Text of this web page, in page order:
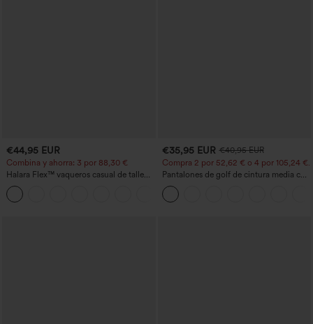
€44,95 EUR
Combina y ahorra: 3 por 88,30 €
Halara Flex™ vaqueros casual de talle
alto con bolsillos, estilo baggy de pierna
ancha, efecto lavado
€35,95 EUR €40,95 EUR
Compra 2 por 52,62 € o 4 por 105,24 €.
Pantalones de golf de cintura media con
cordón, dobladillo curvo, secado rápido,
de corte cónico y con bolsillos - UPF40+